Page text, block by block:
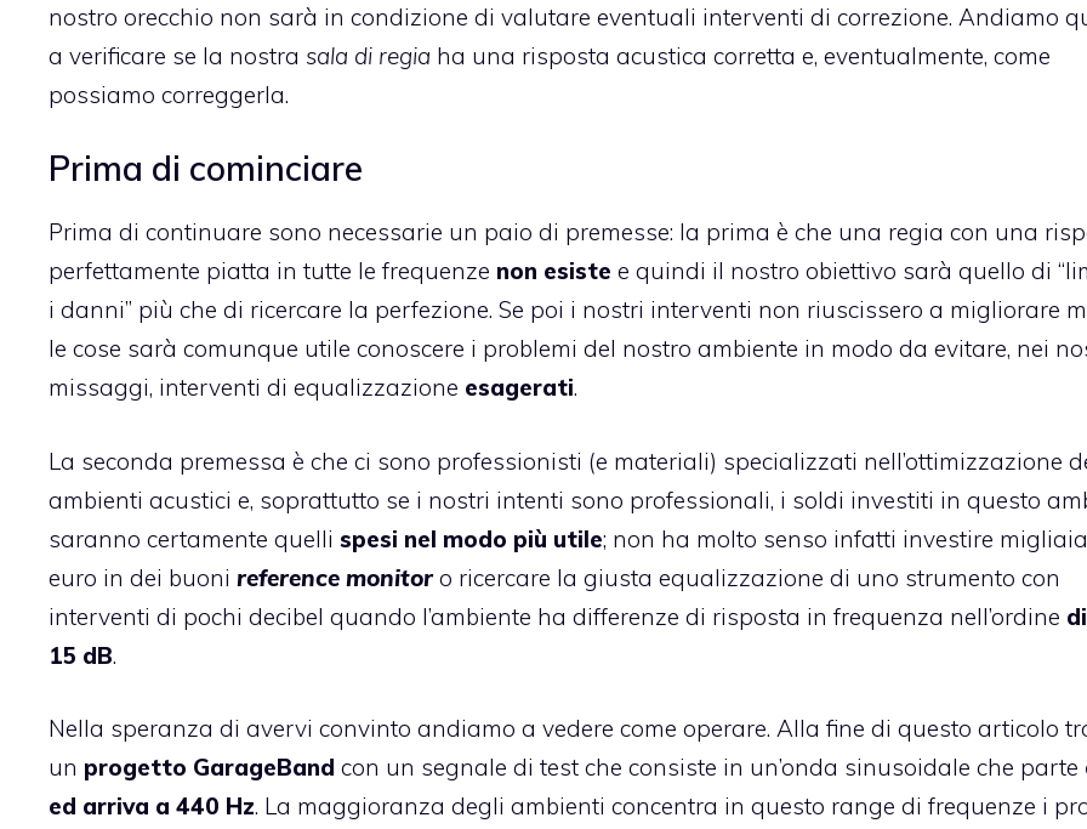
nostro orecchio non sarà in condizione di valutare eventuali interventi di correzione. Andiamo
a verificare se la nostra sala di regia ha una risposta acustica corretta e, eventualmente, come
possiamo correggerla.
Prima di cominciare
Prima di continuare sono necessarie un paio di premesse: la prima è che una regia con una
perfettamente piatta in tutte le frequenze non esiste e quindi il nostro obiettivo sarà quello di
i danni” più che di ricercare la perfezione. Se poi i nostri interventi non riuscissero a migliorare
le cose sarà comunque utile conoscere i problemi del nostro ambiente in modo da evitare, nei
missaggi, interventi di equalizzazione esagerati.
La seconda premessa è che ci sono professionisti (e materiali) specializzati nell’ottimizzazione
ambienti acustici e, soprattutto se i nostri intenti sono professionali, i soldi investiti in questo
saranno certamente quelli spesi nel modo più utile; non ha molto senso infatti investire
euro in dei buoni reference monitoro ricercare la giusta equalizzazione di uno strumento con
interventi di pochi decibel quando l’ambiente ha differenze di risposta in frequenza nell’ordine
15 dB.
Nella speranza di avervi convinto andiamo a vedere come operare. Alla fine di questo articolo
un progetto GarageBand con un segnale di test che consiste in un’onda sinusoidale che parte
ed arriva a 440 Hz. La maggioranza degli ambienti concentra in questo range di frequenze i